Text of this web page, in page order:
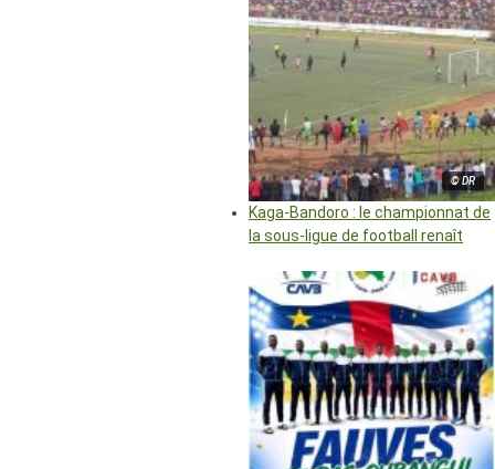
© DR
Kaga-Bandoro : le championnat de
la sous-ligue de football renaît